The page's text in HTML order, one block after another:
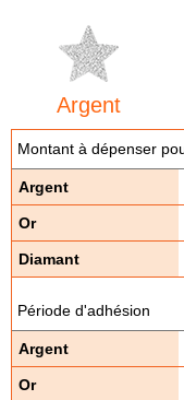
Argent
Montant à dépenser
Période d'adhésion